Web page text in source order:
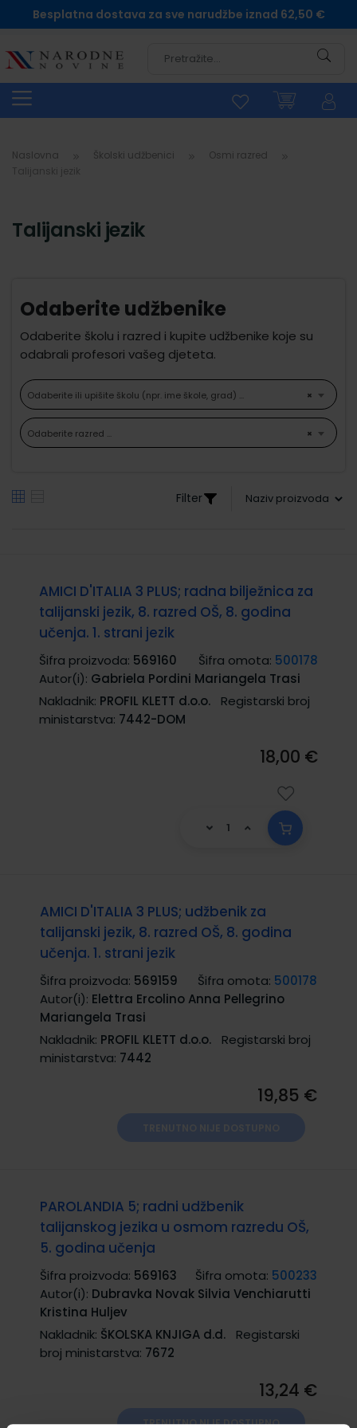
Besplatna dostava za sve narudžbe iznad 62,50 €
Naslovna Školski udžbenici
Osmi razred
Talijanski jezik
Odaberite udžbenike
Odaberite školu i razred i kupite udžbenike koje su
odabrali profesori vašeg djeteta.
×
Odaberite ili upišite školu (npr. ime škole, grad) ...
×
Odaberite razred ...
Filter
AMICI D'ITALIA 3 PLUS; radna bilježnica za
talijanski jezik, 8. razred OŠ, 8. godina
učenja. 1. strani jezik
Šifra proizvoda: 569160 Šifra omota: 500178
Autor(i): Gabriela Pordini Mariangela Trasi
Nakladnik: PROFIL KLETT d.o.o.
Registarski broj
ministarstva: 7442-DOM
18,00 €
AMICI D'ITALIA 3 PLUS; udžbenik za
talijanski jezik, 8. razred OŠ, 8. godina
učenja. 1. strani jezik
Šifra proizvoda: 569159 Šifra omota: 500178
Autor(i): Elettra Ercolino Anna Pellegrino
Mariangela Trasi
Nakladnik: PROFIL KLETT d.o.o.
Registarski broj
ministarstva: 7442
19,85 €
PAROLANDIA 5; radni udžbenik
talijanskog jezika u osmom razredu OŠ,
5. godina učenja
Šifra proizvoda: 569163 Šifra omota: 500233
Autor(i): Dubravka Novak Silvia Venchiarutti
Kristina Huljev
Nakladnik: ŠKOLSKA KNJIGA d.d.
Registarski
broj ministarstva: 7672
13,24 €
TRENUTNO NIJE DOSTUPNO